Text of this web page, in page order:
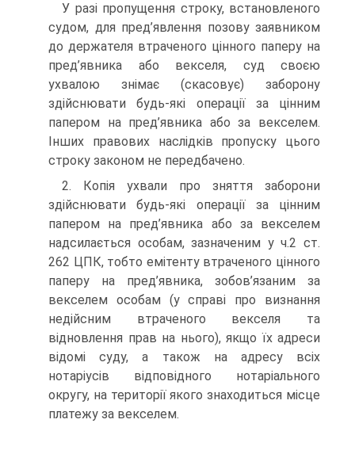
У разі пропущення строку, встановленого
судом, для пред’явлення позову заявником
до держателя втраченого цінного паперу на
пред’явника або векселя, суд своєю
ухвалою знімає (скасовує) заборону
здійснювати будь-які операції за цінним
папером на пред’явника або за векселем.
Інших правових наслідків пропуску цього
строку законом не передбачено.
2. Копія ухвали про зняття заборони
здійснювати будь-які операції за цінним
папером на пред’явника або за векселем
надсилається особам, зазначеним у ч.2 ст.
262 ЦПК, тобто емітенту втраченого цінного
паперу на пред’явника, зобов’язаним за
векселем особам (у справі про визнання
недійсним втраченого векселя та
відновлення прав на нього), якщо їх адреси
відомі суду, а також на адресу всіх
нотаріусів відповідного нотаріального
округу, на території якого знаходиться місце
платежу за векселем.